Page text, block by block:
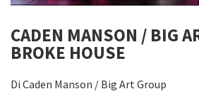
CADEN MANSON / BIG
BROKE HOUSE
Di Caden Manson / Big Art Group